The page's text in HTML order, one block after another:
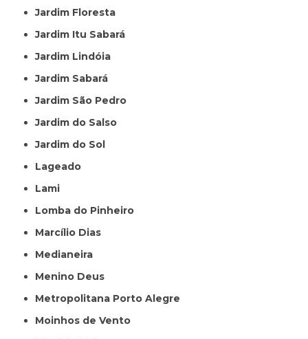
Jardim Floresta
Jardim Itu Sabará
Jardim Lindóia
Jardim Sabará
Jardim São Pedro
Jardim do Salso
Jardim do Sol
Lageado
Lami
Lomba do Pinheiro
Marcílio Dias
Medianeira
Menino Deus
Metropolitana Porto Alegre
Moinhos de Vento